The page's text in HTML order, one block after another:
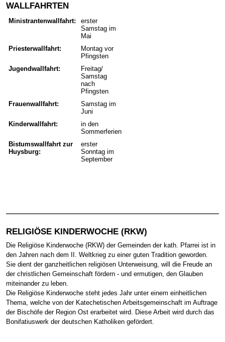
WALLFAHRTEN
Ministrantenwallfahrt:
erster
Samstag im
Mai
Priesterwallfahrt:
Montag vor
Pfingsten
Jugendwallfahrt:
Freitag/
Samstag
nach
Pfingsten
Frauenwallfahrt:
Samstag im
Juni
Kinderwallfahrt:
in den
Sommerferien
Bistumswallfahrt zur
Huysburg:
erster
Sonntag im
September
RELIGIÖSE KINDERWOCHE (RKW)
Die Religiöse Kinderwoche (RKW) der Gemeinden der kath. Pfarrei ist in
den Jahren nach dem II. Weltkrieg zu einer guten Tradition geworden.
Sie dient der ganzheitlichen religiösen Unterweisung, will die Freude an
der christlichen Gemeinschaft fördern - und ermutigen, den Glauben
miteinander zu leben.
Die Religiöse Kinderwoche steht jedes Jahr unter einem einheitlichen
Thema, welche von der Katechetischen Arbeitsgemeinschaft im Auftrage
der Bischöfe der Region Ost erarbeitet wird. Diese Arbeit wird durch das
Bonifatiuswerk der deutschen Katholiken gefördert.